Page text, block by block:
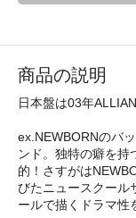
商品の説明
日本盤は03年
ex.NEWBORNのバ
ンド。独特の癖を持
的！さすがは
びたニュースクール
ールで描くドラマ性